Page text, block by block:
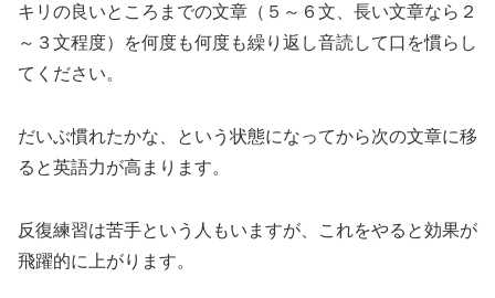
キリの良いところまでの文章（５～６文、長い文章なら２
～３文程度）を何度も何度も繰り返し音読して口を慣らし
てください。
だいぶ慣れたかな、という状態になってから次の文章に移
ると英語力が高まります。
反復練習は苦手という人もいますが、これをやると効果が
飛躍的に上がります。